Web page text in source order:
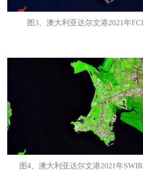
图3、澳大利亚达尔文港2021年
图4、澳大利亚达尔文港2021年